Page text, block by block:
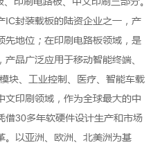
IC封装载板的陆资企业之一，产
先地位；在印刷电路板领域，是
品广泛应用于移动智能终端、
块、工业控制、医疗、智能车载
文印刷领域，作为全球最大的中
借30多年软硬件设计生产和市场
。以亚洲、欧洲、北美洲为基